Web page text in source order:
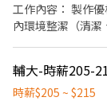
保菜品的供應和
24:30 兼職 (彈性
工作內容： 製作
內環境整潔（清
時薪$205 ~ $215